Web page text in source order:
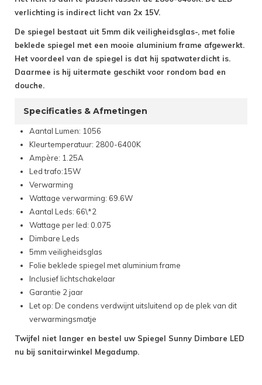
verlichting is indirect licht van 2x 15V.
De spiegel bestaat uit 5mm dik veiligheidsglas-, met folie
beklede spiegel met een mooie aluminium frame afgewerkt.
Het voordeel van de spiegel is dat hij spatwaterdicht is.
Daarmee is hij uitermate geschikt voor rondom bad en
douche.
Specificaties & Afmetingen
Aantal Lumen: 1056
Kleurtemperatuur: 2800-6400K
Ampère: 1.25A
Led trafo:15W
Verwarming
Wattage verwarming: 69.6W
Aantal Leds: 66\*2
Wattage per led: 0.075
Dimbare Leds
5mm veiligheidsglas
Folie beklede spiegel met aluminium frame
Inclusief lichtschakelaar
Garantie 2 jaar
Let op: De condens verdwijnt uitsluitend op de plek van dit
verwarmingsmatje
Twijfel niet langer en bestel uw Spiegel Sunny Dimbare LED
nu bij sanitairwinkel Megadump.